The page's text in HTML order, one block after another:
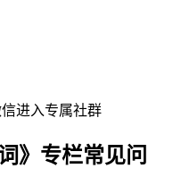
进入专属社群
》专栏常见问